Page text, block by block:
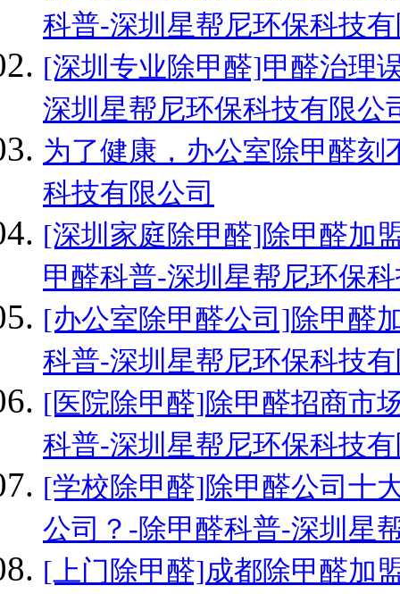
科普-深圳星帮尼环保科技
[深圳专业除甲醛]甲醛治理
深圳星帮尼环保科技有限公
为了健康，办公室除甲醛
科技有限公司
[深圳家庭除甲醛]除甲醛加
甲醛科普-深圳星帮尼环保
[办公室除甲醛公司]除甲醛
科普-深圳星帮尼环保科技
[医院除甲醛]除甲醛招商市
科普-深圳星帮尼环保科技
[学校除甲醛]除甲醛公司十
公司？-除甲醛科普-深圳星
[上门除甲醛]成都除甲醛加